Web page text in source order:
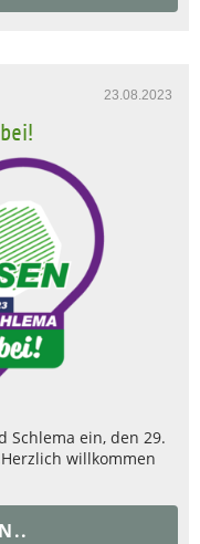
23.08.2023
Schlema ein, den 29.
willkommen